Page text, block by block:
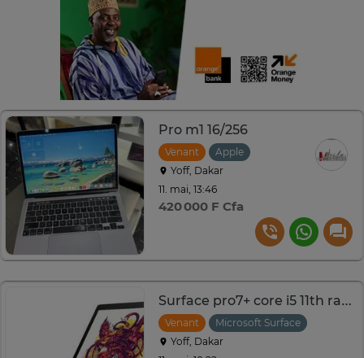
Pro m1 16/256
Venant
Apple
Yoff, Dakar
11. mai, 13:46
420 000 F Cfa
Surface pro7+ core i5 11th ram 16g
Venant
Microsoft Surface
Yoff, Dakar